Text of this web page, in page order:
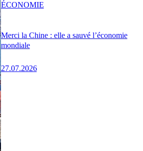
Merci la Chine : elle a sauvé l’économie
mondiale
27.07.2026
ÉCONOMIE